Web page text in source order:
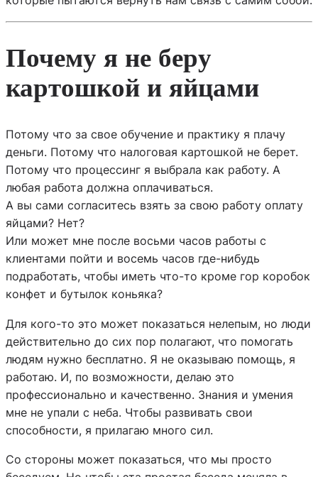
Почему я не беру
картошкой и яйцами
Потому что за свое обучение и практику я плачу
деньги. Потому что налоговая картошкой не берет.
Потому что процессинг я выбрала как работу. А
любая работа должна оплачиваться.
А вы сами согласитесь взять за свою работу оплату
яйцами? Нет?
Или может мне после восьми часов работы с
клиентами пойти и восемь часов где-нибудь
подработать, чтобы иметь что-то кроме гор коробок
конфет и бутылок коньяка?
Для кого-то это может показаться нелепым, но люди
действительно до сих пор полагают, что помогать
людям нужно бесплатно. Я не оказываю помощь, я
работаю. И, по возможности, делаю это
профессионально и качественно. Знания и умения
мне не упали с неба. Чтобы развивать свои
способности, я прилагаю много сил.
Со стороны может показаться, что мы просто